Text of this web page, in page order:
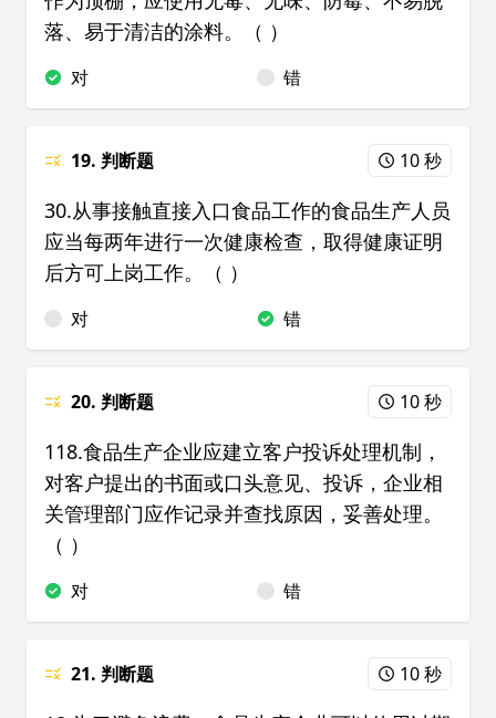
落、易于清洁的涂料。（ ）
对 错
19. 判断题 10 秒
30.从事接触直接入口食品工作的食品生产人员
应当每两年进行一次健康检查，取得健康证明
后方可上岗工作。（ ）
对 错
20. 判断题 10 秒
118.食品生产企业应建立客户投诉处理机制，
对客户提出的书面或口头意见、投诉，企业相
关管理部门应作记录并查找原因，妥善处理。
（ ）
对 错
21. 判断题 10 秒